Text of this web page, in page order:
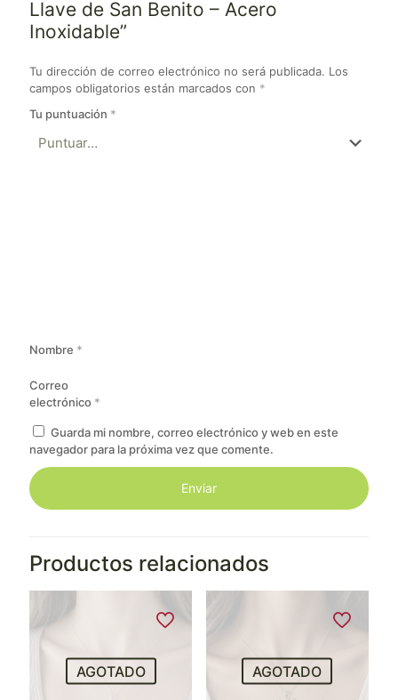
Llave de San Benito – Acero
Inoxidable”
Tu dirección de correo electrónico no será publicada. Los
campos obligatorios están marcados con *
Tu puntuación *
Nombre *
Correo
electrónico *
Guarda mi nombre, correo electrónico y web en este
navegador para la próxima vez que comente.
Productos relacionados
AGOTADO AGOTADO